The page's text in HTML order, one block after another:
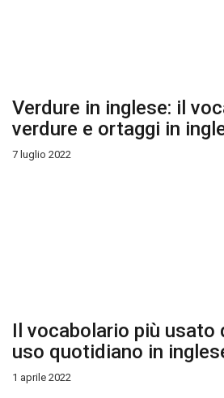
Verdure in inglese: il
verdure e ortaggi in
7 luglio 2022
Il vocabolario più usato
uso quotidiano in
1 aprile 2022